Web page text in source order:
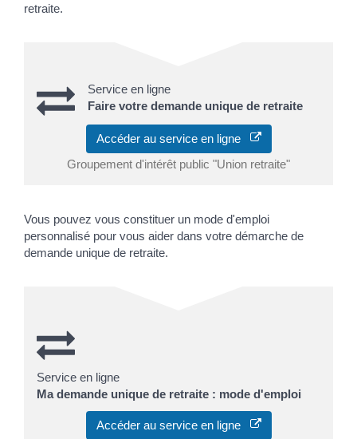
retraite.
Service en ligne
Faire votre demande unique de retraite
Accéder au service en ligne
Groupement d'intérêt public "Union retraite"
Vous pouvez vous constituer un mode d'emploi
personnalisé pour vous aider dans votre démarche de
demande unique de retraite.
Service en ligne
Ma demande unique de retraite : mode d'emploi
Accéder au service en ligne